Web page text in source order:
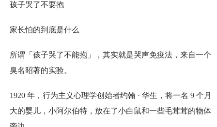
孩子哭了不要抱
家长怕的到底是什么
所谓「孩子哭了不能抱」，其实就是哭声免疫法，来自一个
臭名昭著的实验。
1920 年，行为主义心理学创始者约翰 · 华生，将一名 9 个月
大的婴儿，小阿尔伯特，放在了小白鼠和一些毛茸茸的物体